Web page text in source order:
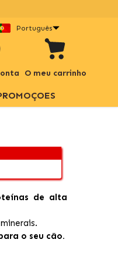
Português
O meu carrinho
de alta
o seu cão.